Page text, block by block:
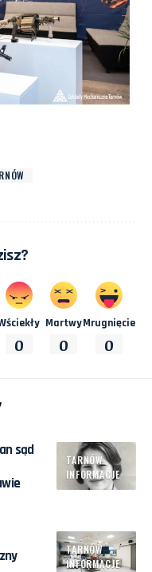
0
Martwy
0
Mrugnięcie
0
TARNÓW
INFORMACJE
sąd
TARNÓW
INFORMACJE